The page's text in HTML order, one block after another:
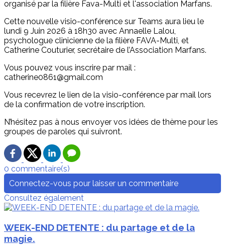
organisé par la filière Fava-Multi et l'association Marfans.
Cette nouvelle visio-conférence sur Teams aura lieu le
lundi 9 Juin 2026 à 18h30 avec Annaelle Lalou,
psychologue clinicienne de la filière FAVA-Multi, et
Catherine Couturier, secrétaire de l’Association Marfans.
Vous pouvez vous inscrire par mail :
catherine0861@gmail.com
Vous recevrez le lien de la visio-conférence par mail lors
de la confirmation de votre inscription.
N’hésitez pas à nous envoyer vos idées de thème pour les
groupes de paroles qui suivront.
0 commentaire(s)
Connectez-vous pour laisser un commentaire
Consultez également
WEEK-END DETENTE : du partage et de la
magie.